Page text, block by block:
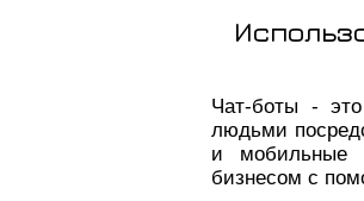
Чат-боты -
людьми
и мобильные
бизнесом с